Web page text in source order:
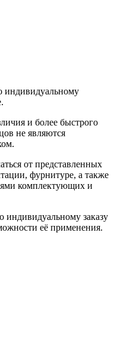
индивидуальному
и более быстрого
не являются
от представленных
фурнитуре, а также
комплектующих и
заказу
её применения.